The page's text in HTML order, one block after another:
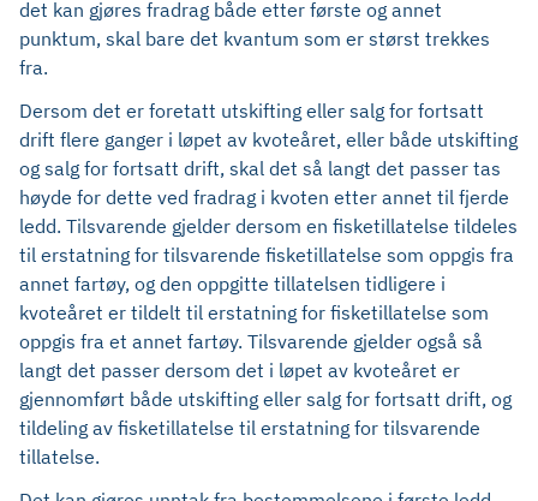
det kan gjøres fradrag både etter første og annet
punktum, skal bare det kvantum som er størst trekkes
fra.
Dersom det er foretatt utskifting eller salg for fortsatt
drift flere ganger i løpet av kvoteåret, eller både utskifting
og salg for fortsatt drift, skal det så langt det passer tas
høyde for dette ved fradrag i kvoten etter annet til fjerde
ledd. Tilsvarende gjelder dersom en fisketillatelse tildeles
til erstatning for tilsvarende fisketillatelse som oppgis fra
annet fartøy, og den oppgitte tillatelsen tidligere i
kvoteåret er tildelt til erstatning for fisketillatelse som
oppgis fra et annet fartøy. Tilsvarende gjelder også så
langt det passer dersom det i løpet av kvoteåret er
gjennomført både utskifting eller salg for fortsatt drift, og
tildeling av fisketillatelse til erstatning for tilsvarende
tillatelse.